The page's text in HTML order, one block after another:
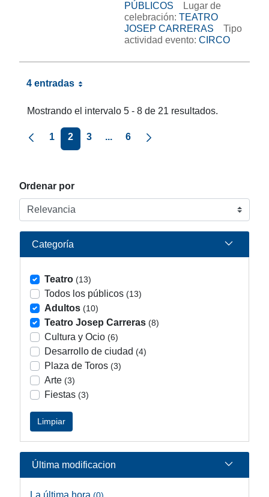
Ordenar por
Categoría
Teatro (13)
Todos los públicos (13)
Adultos (10)
Teatro Josep Carreras (8)
Cultura y Ocio (6)
Desarrollo de ciudad (4)
Plaza de Toros (3)
Arte (3)
Fiestas (3)
Limpiar
Última modificacion
La última hora
PÚBLICOS
Lugar de
celebración: TEATRO
JOSEP CARRERAS
Tipo
actividad evento: CIRCO
4 entradas
Mostrando el intervalo 5 - 8 de 21 resultados.
Página anterior
1 2 3 ... 6